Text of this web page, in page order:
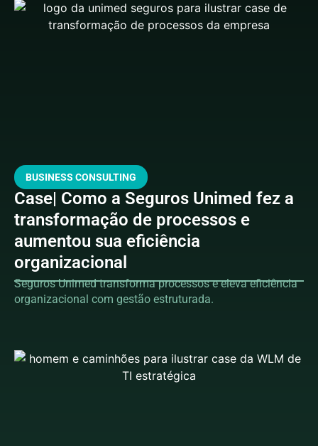
BUSINESS CONSULTING
Case| Como a Seguros Unimed fez a
transformação de processos e
aumentou sua eficiência
organizacional
Seguros Unimed transforma processos e eleva eficiência
organizacional com gestão estruturada.